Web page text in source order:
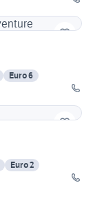
Euro 6
Euro 2